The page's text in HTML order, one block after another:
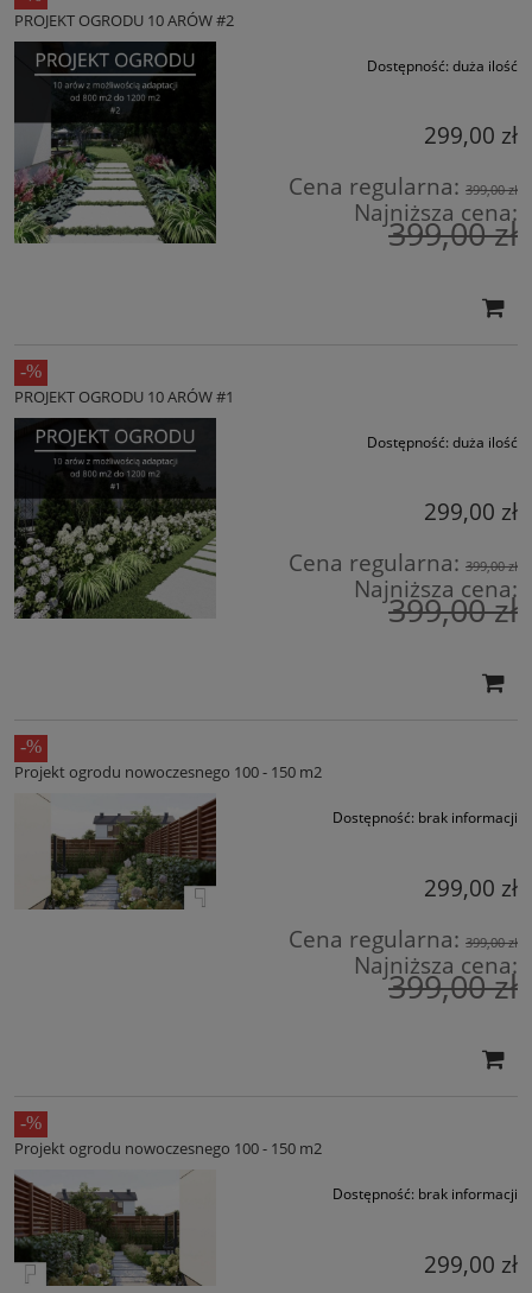
PROJEKT OGRODU 10 ARÓW #2
Dostępność: duża ilość
299,00 zł
Cena regularna: 399,00 zł
Najniższa cena:
399,00 zł
PROJEKT OGRODU 10 ARÓW #1
Dostępność: duża ilość
299,00 zł
Cena regularna: 399,00 zł
Najniższa cena:
399,00 zł
Projekt ogrodu nowoczesnego 100 - 150 m2
Dostępność: brak informacji
299,00 zł
Cena regularna: 399,00 zł
Najniższa cena:
399,00 zł
Projekt ogrodu nowoczesnego 100 - 150 m2
Dostępność: brak informacji
299,00 zł